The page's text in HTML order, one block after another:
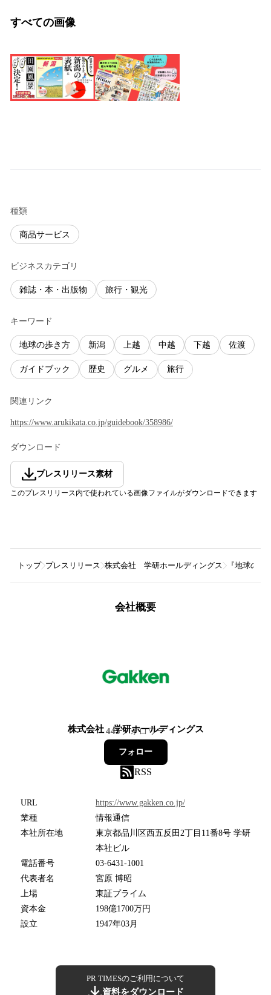
すべての画像
種類
商品サービス
ビジネスカテゴリ
雑誌・本・出版物 旅行・観光
キーワード
地球の歩き方 新潟 上越 中越 下越 佐渡
ガイドブック 歴史 グルメ 旅行
関連リンク
https://www.arukikata.co.jp/guidebook/358986/
ダウンロード
プレスリリース素材
このプレスリリース内で使われている画像ファイルがダウンロードできます
トップ プレスリリース 株式会社 学研ホールディングス 『地球の
会社概要
株式会社 学研ホールディングス
445フォロワー
フォロー
RSS
URL
https://www.gakken.co.jp/
業種
情報通信
本社所在地
東京都品川区西五反田2丁目11番8号 学研
本社ビル
電話番号
03-6431-1001
代表者名
宮原 博昭
上場
東証プライム
資本金
198億1700万円
設立
1947年03月
PR TIMESのご利用について
資料をダウンロード